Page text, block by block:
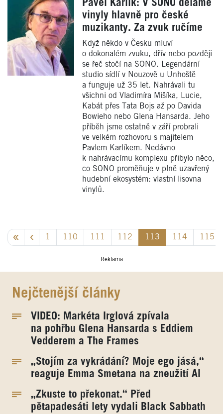
Pavel Karlík: V SONO děláme
vinyly hlavně pro české
muzikanty. Za zvuk ručíme
Když někdo v Česku mluví
o dokonalém zvuku, dřív nebo později
se řeč stočí na SONO. Legendární
studio sídlí v Nouzově u Unhoště
a funguje už 35 let. Nahrávali tu
všichni od Vladimíra Mišíka, Lucie,
Kabát přes Tata Bojs až po Davida
Bowieho nebo Glena Hansarda. Jeho
příběh jsme ostatně v září probrali
ve velkém rozhovoru s majitelem
Pavlem Karlíkem. Nedávno
k nahrávacímu komplexu přibylo něco,
co SONO proměňuje v plně uzavřený
hudební ekosystém: vlastní lisovna
vinylů.
1 110 111 112 113 114 115
Reklama
Nejčtenější články
VIDEO: Markéta Irglová zpívala
na pohřbu Glena Hansarda s Eddiem
Vedderem a The Frames
„Stojím za vykrádání? Moje ego jásá,“
reaguje Emma Smetana na zneužití AI
„Zkuste to překonat.“ Před
pětapadesáti lety vydali Black Sabbath